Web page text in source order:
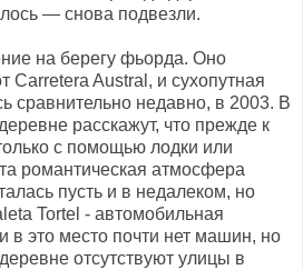
— снова подвезли.
на берегу фьорда. Оно
Carretera Austral, и сухопутная
сравнительно недавно, в 2003. В
расскажут, что прежде к
с помощью лодки или
романтическая атмосфера
пусть и в недалеком, но
Tortel - автомобильная
в это место почти нет машин, но
отсутствуют улицы в